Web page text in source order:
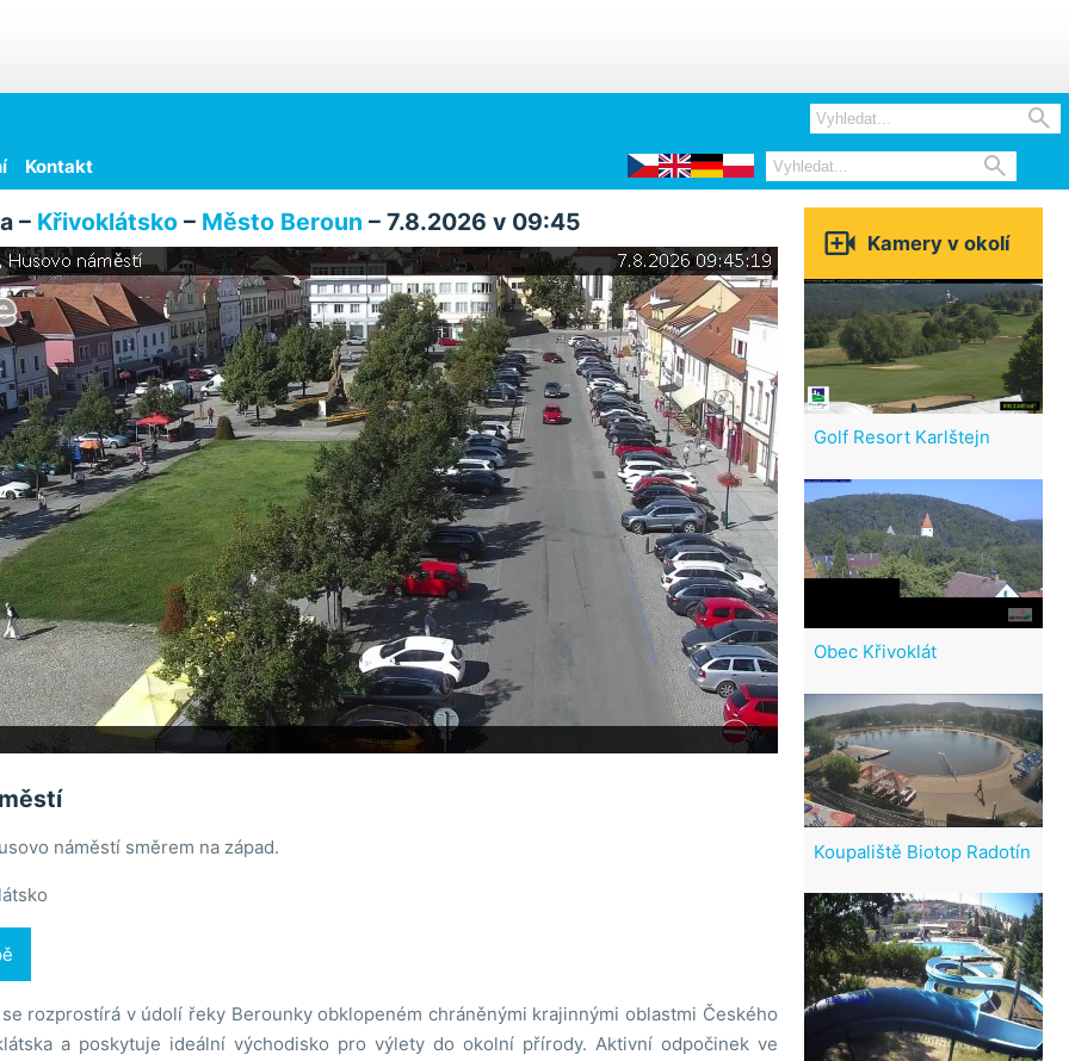

Kontakt 
– Křivoklátsko– Město Beroun – 7.8.2026 v 09:45
náměstí směrem na západ.
se rozprostírá v údolí řeky Berounky obklopeném chráněnými krajinnými oblastmi Českého
a poskytuje ideální východisko pro výlety do okolní přírody. Aktivní odpočinek ve
 Kamery v okolí
Golf Resort Karlštejn
Obec Křivoklát
Koupaliště Biotop Radotín